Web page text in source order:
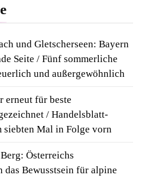
und Gletscherseen: Bayern
Seite / Fünf sommerliche
und außergewöhnlich
erneut für beste
/ Handelsblatt-
siebten Mal in Folge vorn
Österreichs
das Bewusstsein für alpine